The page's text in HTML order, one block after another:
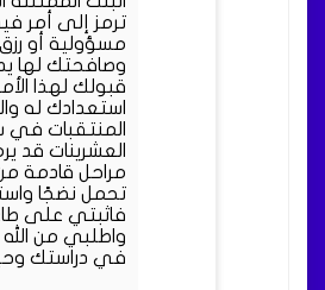
ترمز إلى أمر
مسؤولية أو
وصافحتك لها
قبولك لهذا
استعدادك له
المنتقبات
العشرينات قد
مراحل قادمة
تحمل نضجًا
فاثبتي على
واطلبي من
في دراستك